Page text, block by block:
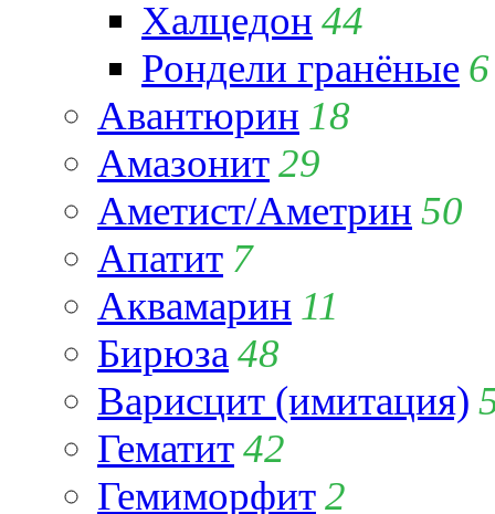
Халцедон 44
Рондели гранёные 6
Авантюрин 18
Амазонит29
Аметист/Аметрин 50
Апатит 7
Аквамарин 11
Бирюза 48
Варисцит (имитация)
Гематит42
Гемиморфит2